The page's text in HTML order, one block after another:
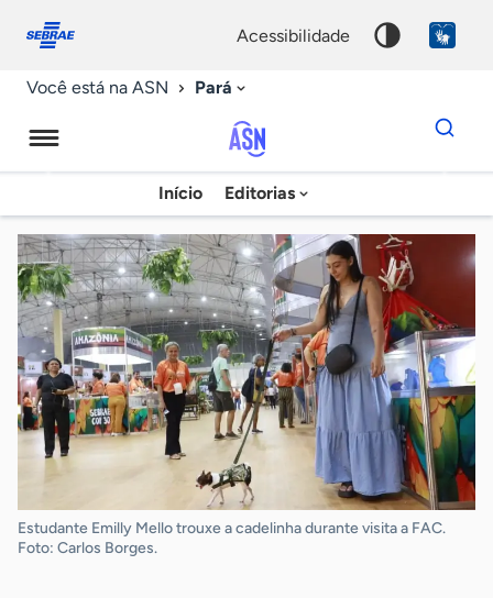
conosco
acessibilidade
Você está na ASN Pará
Agência
Sebrae
de
Notícias
Início Editorias
Dados
para
chave
Estudante Emilly Mello trouxe a cadelinha durante visita a FAC.
Foto: Carlos Borges.